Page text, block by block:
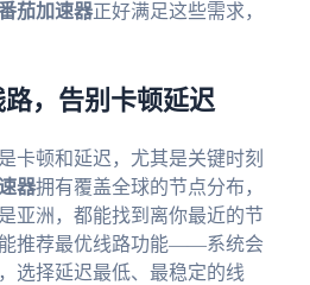
茄加速器正好满足这些需求，
，告别卡顿延迟
卡顿和延迟，尤其是关键时刻
器拥有覆盖全球的节点分布，
亚洲，都能找到离你最近的节
推荐最优线路功能——系统会
选择延迟最低、最稳定的线